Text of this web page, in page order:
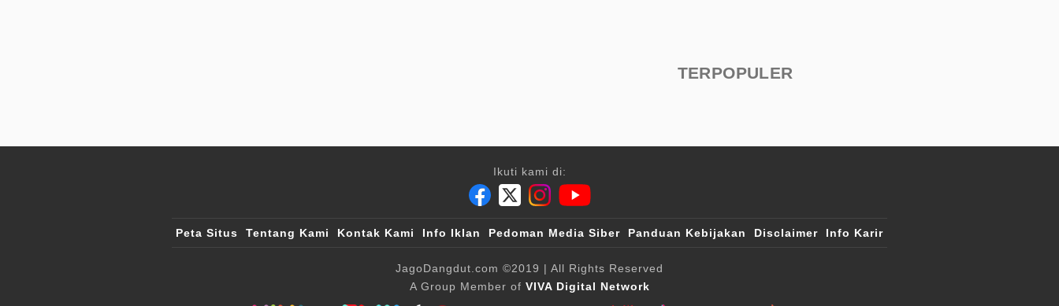
TERPOPULER
Ikuti kami di:
Peta Situs Tentang Kami Kontak Kami Info Iklan Pedoman Media Siber Panduan Kebijakan Disclaimer Info Karir
JagoDangdut.com ©2019 | All Rights Reserved
A Group Member of VIVA Digital Network